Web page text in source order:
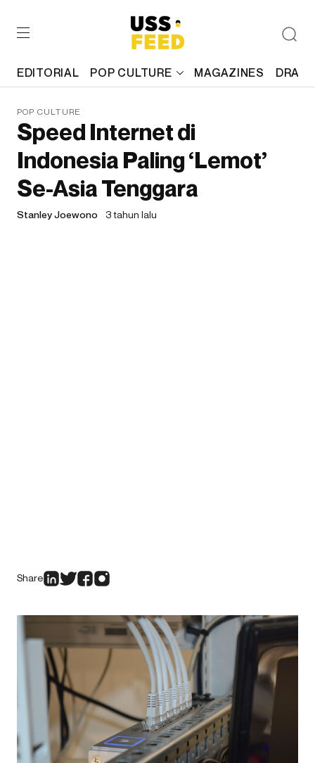
EDITORIAL POP CULTURE MAGAZINES
POP CULTURE
Speed Internet di
Indonesia Paling ‘Lemot’
Se-Asia Tenggara
Stanley Joewono 3 tahun lalu
Share